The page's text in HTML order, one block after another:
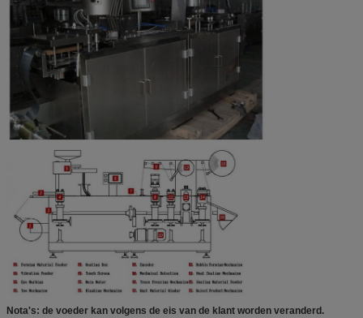
Nota's: de voeder kan volgens de eis van de klant worden veranderd.